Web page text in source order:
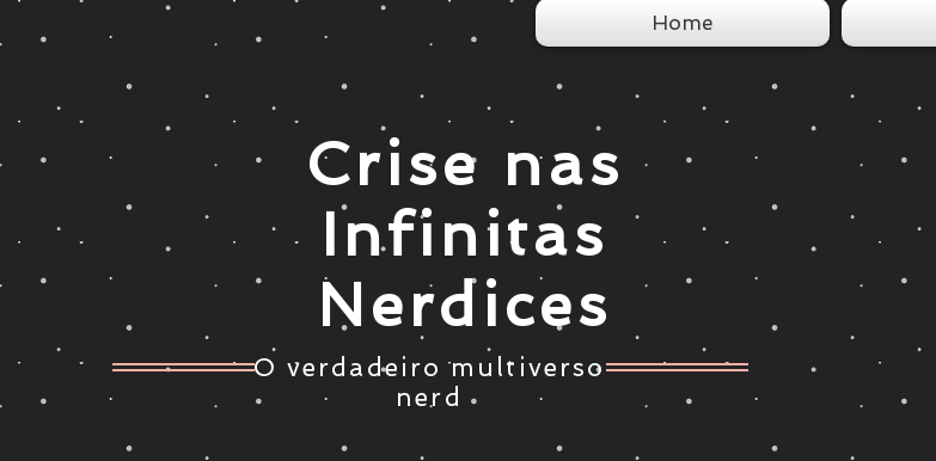
Home
Crise nas
Infinitas
Nerdices
O verdadeiro multiverso
nerd